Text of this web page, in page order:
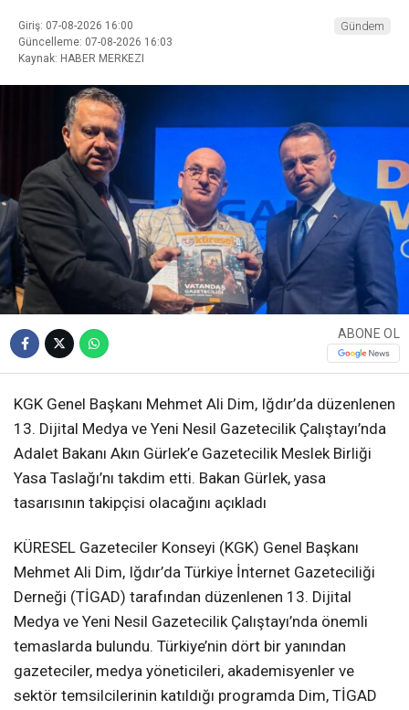
Giriş: 07-08-2026 16:00
Güncelleme: 07-08-2026 16:03
Kaynak: HABER MERKEZI
Gündem
ABONE OL
KGK Genel Başkanı Mehmet Ali Dim, Iğdır’da düzenlenen
13. Dijital Medya ve Yeni Nesil Gazetecilik Çalıştayı’nda
Adalet Bakanı Akın Gürlek’e Gazetecilik Meslek Birliği
Yasa Taslağı’nı takdim etti. Bakan Gürlek, yasa
tasarısının takipçisi olacağını açıkladı
KÜRESEL Gazeteciler Konseyi (KGK) Genel Başkanı
Mehmet Ali Dim, Iğdır’da Türkiye İnternet Gazeteciliği
Derneği (TİGAD) tarafından düzenlenen 13. Dijital
Medya ve Yeni Nesil Gazetecilik Çalıştayı’nda önemli
temaslarda bulundu. Türkiye’nin dört bir yanından
gazeteciler, medya yöneticileri, akademisyenler ve
sektör temsilcilerinin katıldığı programda Dim, TİGAD